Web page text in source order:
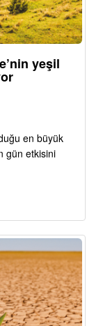
yeşil
en büyük
gün etkisini